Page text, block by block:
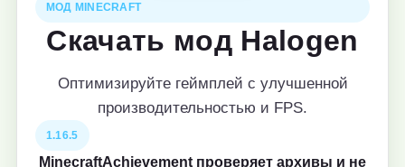
МОД MINECRAFT
Скачать мод Halogen
Оптимизируйте геймплей с улучшенной
производительностью и FPS.
1.16.5
MinecraftAchievement проверяет архивы и не